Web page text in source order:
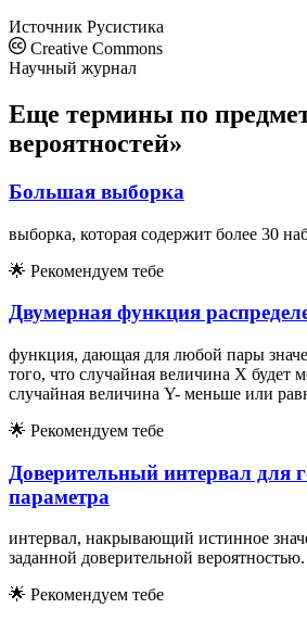
Источник Русистика
Creative Commons
Научный журнал
Еще термины по
вероятностей»
Большая выборка
выборка, которая содержит более 30
🌟 Рекомендуем тебе
Двумерная функция
функция, дающая для любой пары
того, что случайная величина Х будет
случайная величина Y- меньше или
🌟 Рекомендуем тебе
Доверительный интервал для
параметра
интервал, накрывающий истинное
заданной доверительной вероятностью.
🌟 Рекомендуем тебе